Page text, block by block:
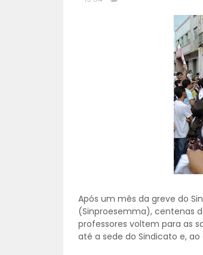
Após um mês da greve do
(Sinproesemma), centenas
professores voltem para as
até a sede do Sindicato e,